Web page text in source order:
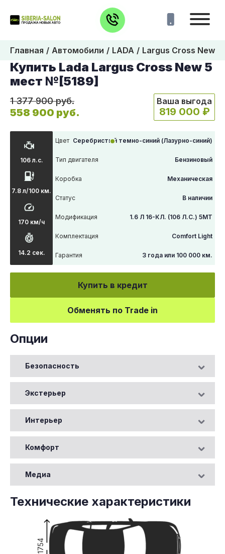
Главная Автомобили LADA Largus Cross New
Купить Lada Largus Cross New 5
мест №[5189]
1 377 900 руб.
558 900 руб.
Ваша выгода
819 000 ₽
106 л.с.
7.8 л/100 км.
170 км/ч
14.2 сек.
Цвет Cеребристый темно-синий (Лазурно-синий)
Тип двигателя Бензиновый
Коробка Механическая
Статус В наличии
Модификация 1.6 Л 16-КЛ. (106 Л.С.) 5МТ
Комплектация Comfort Light
Гарантия 3 года или 100 000 км.
Купить в кредит
Обменять по Trade in
Опции
Безопасность
Экстерьер
Интерьер
Комфорт
Медиа
Технические характеристики
1754